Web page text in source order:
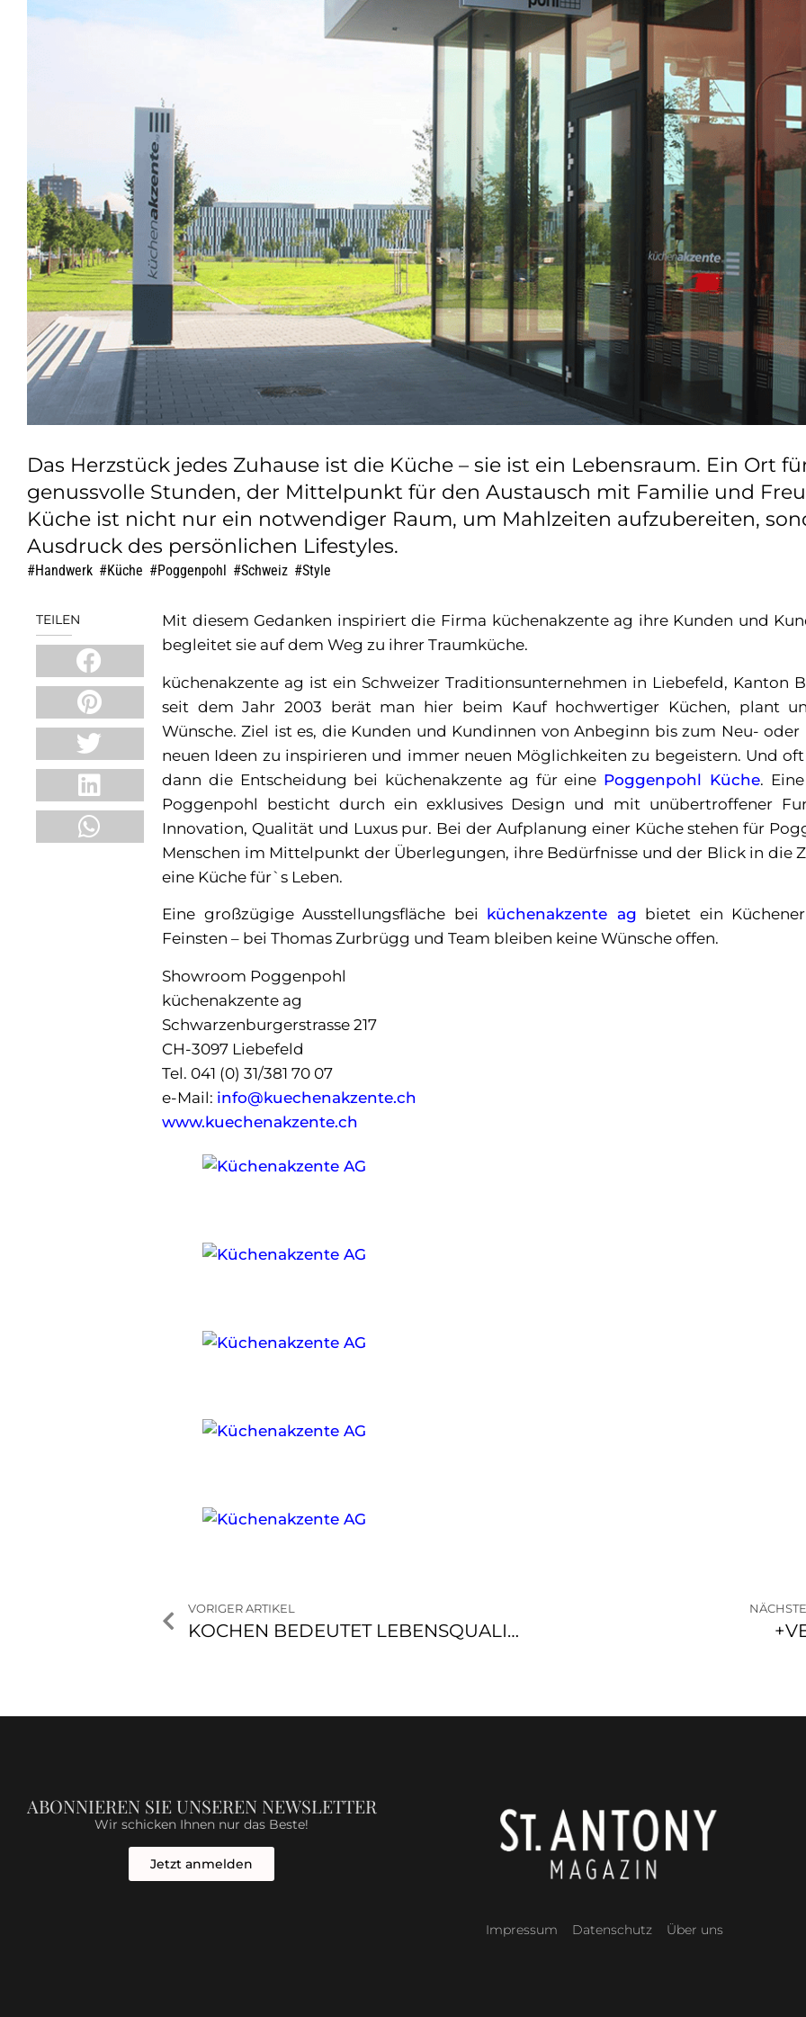
Das Herzstück jedes Zuhause ist die Küche – sie ist ein Lebensraum. Ein Ort
genussvolle Stunden, der Mittelpunkt für den Austausch mit Familie und
Küche ist nicht nur ein notwendiger Raum, um Mahlzeiten aufzubereiten,
Ausdruck des persönlichen Lifestyles.
Handwerk Küche Poggenpohl Schweiz Style
TEILEN
Mit diesem Gedanken inspiriert die Firma küchenakzente ag ihre Kunden und
begleitet sie auf dem Weg zu ihrer Traumküche.
küchenakzente ag ist ein Schweizer Traditionsunternehmen in Liebefeld, Kanton
seit dem Jahr 2003 berät man hier beim Kauf hochwertiger Küchen, plant
Wünsche. Ziel ist es, die Kunden und Kundinnen von Anbeginn bis zum Neu-
neuen Ideen zu inspirieren und immer neuen Möglichkeiten zu begeistern. Und
dann die Entscheidung bei küchenakzente ag für eine Poggenpohl Küche.
Poggenpohl besticht durch ein exklusives Design und mit unübertroffener
Innovation, Qualität und Luxus pur. Bei der Aufplanung einer Küche stehen für
Menschen im Mittelpunkt der Überlegungen, ihre Bedürfnisse und der Blick in die
eine Küche für`s Leben.
Eine großzügige Ausstellungsfläche bei küchenakzente ag bietet ein
Feinsten – bei Thomas Zurbrügg und Team bleiben keine Wünsche offen.
Showroom Poggenpohl
küchenakzente ag
Schwarzenburgerstrasse 217
CH-3097 Liebefeld
Tel. 041 (0) 31/381 70 07
e-Mail: info@kuechenakzente.ch
www.kuechenakzente.ch
VORIGER ARTIKEL
KOCHEN BEDEUTET LEBENSQUALITÄT #KRAUTKOPF
ABONNIEREN SIE UNSEREN NEWSLETTER
Wir schicken Ihnen nur das Beste!
Jetzt anmelden
Impressum Datenschutz Über uns